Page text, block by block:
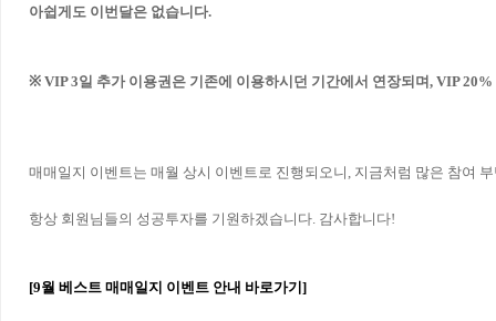
아쉽게도 이번달은 없습니다.
※ VIP 3일 추가 이용권은 기존에 이용하시던 기간에서 연장되며, VIP
매매일지 이벤트는 매월 상시 이벤트로 진행되오니, 지금처럼 많은 참여
항상 회원님들의 성공투자를 기원하겠습니다. 감사합니다!
[9월 베스트 매매일지 이벤트 안내 바로가기]